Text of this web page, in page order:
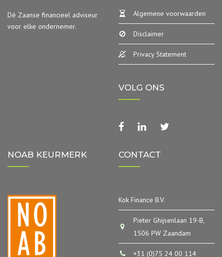
Dé Zaanse financieel adviseur
voor elke ondernemer.
Algemene voorwaarden
Disclaimer
Privacy Statement
VOLG ONS
facebook
linkedin
NOAB KEURMERK CONTACT
Kok Finance B.V.
Pieter Ghijsenlaan 19-B,
1506 PW Zaandam
+31 (0)75 24 00 114